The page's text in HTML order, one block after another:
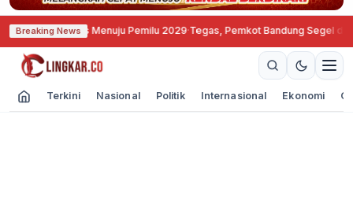
Breaking News
Soliditas Menuju Pemilu 2029·Tegas, Pemkot Bandung Segel dan
Terkini Nasional Politik Internasional Ekonomi